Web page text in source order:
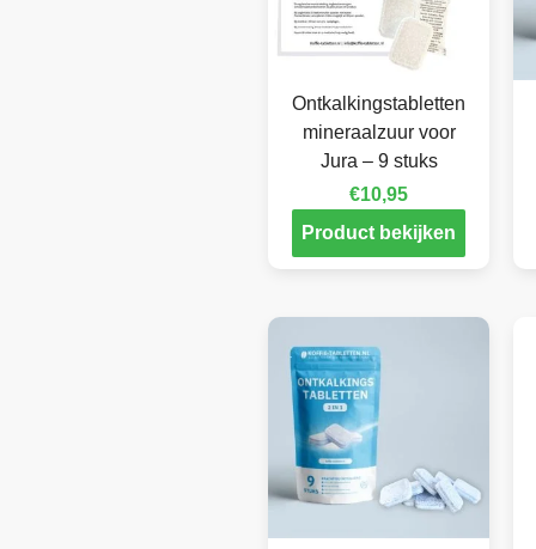
Ontkalkingstabletten
mineraalzuur voor
Jura – 9 stuks
€10,95
Product bekijken